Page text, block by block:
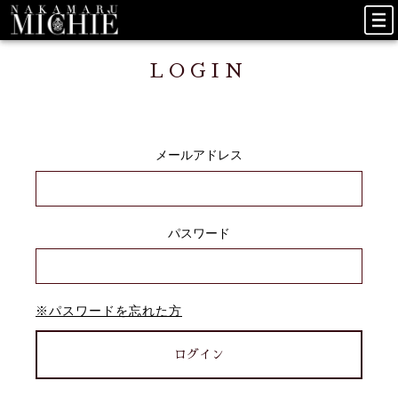
LOGIN
メールアドレス
パスワード
※パスワードを忘れた方